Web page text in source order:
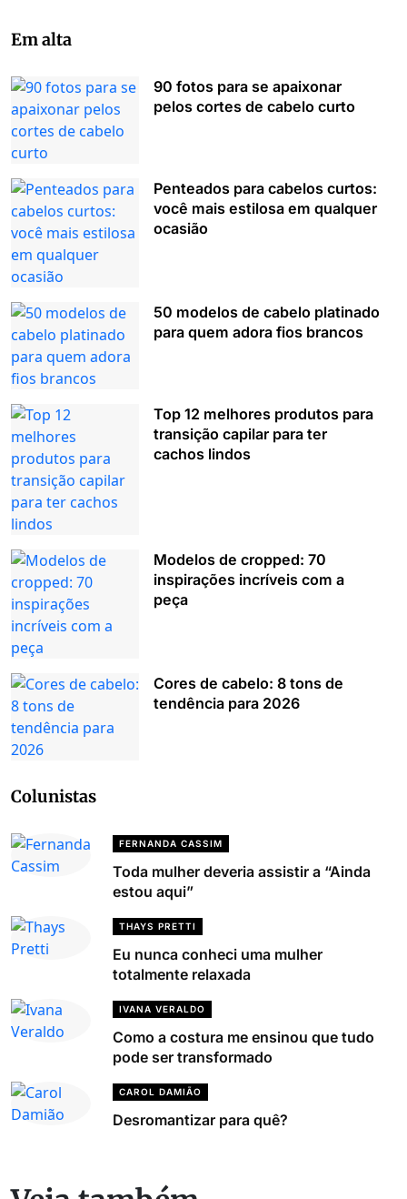
Em alta
90 fotos para se apaixonar
pelos cortes de cabelo curto
Penteados para cabelos curtos:
você mais estilosa em qualquer
ocasião
50 modelos de cabelo platinado
para quem adora fios brancos
Top 12 melhores produtos para
transição capilar para ter
cachos lindos
Modelos de cropped: 70
inspirações incríveis com a
peça
Cores de cabelo: 8 tons de
tendência para 2026
Colunistas
FERNANDA CASSIM
Toda mulher deveria assistir a “Ainda
estou aqui”
THAYS PRETTI
Eu nunca conheci uma mulher
totalmente relaxada
IVANA VERALDO
Como a costura me ensinou que tudo
pode ser transformado
CAROL DAMIÃO
Desromantizar para quê?